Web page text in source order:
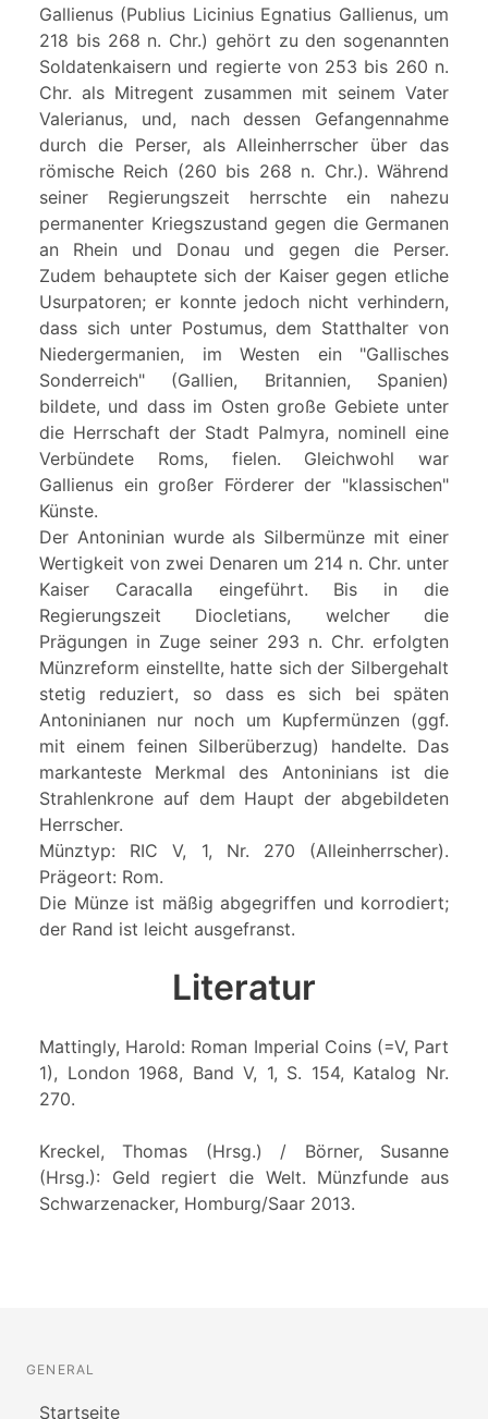
Gallienus (Publius Licinius Egnatius Gallienus, um
218 bis 268 n. Chr.) gehört zu den sogenannten
Soldatenkaisern und regierte von 253 bis 260 n.
Chr. als Mitregent zusammen mit seinem Vater
Valerianus, und, nach dessen Gefangennahme
durch die Perser, als Alleinherrscher über das
römische Reich (260 bis 268 n. Chr.). Während
seiner Regierungszeit herrschte ein nahezu
permanenter Kriegszustand gegen die Germanen
an Rhein und Donau und gegen die Perser.
Zudem behauptete sich der Kaiser gegen etliche
Usurpatoren; er konnte jedoch nicht verhindern,
dass sich unter Postumus, dem Statthalter von
Niedergermanien, im Westen ein "Gallisches
Sonderreich" (Gallien, Britannien, Spanien)
bildete, und dass im Osten große Gebiete unter
die Herrschaft der Stadt Palmyra, nominell eine
Verbündete Roms, fielen. Gleichwohl war
Gallienus ein großer Förderer der "klassischen"
Künste.
Der Antoninian wurde als Silbermünze mit einer
Wertigkeit von zwei Denaren um 214 n. Chr. unter
Kaiser Caracalla eingeführt. Bis in die
Regierungszeit Diocletians, welcher die
Prägungen in Zuge seiner 293 n. Chr. erfolgten
Münzreform einstellte, hatte sich der Silbergehalt
stetig reduziert, so dass es sich bei späten
Antoninianen nur noch um Kupfermünzen (ggf.
mit einem feinen Silberüberzug) handelte. Das
markanteste Merkmal des Antoninians ist die
Strahlenkrone auf dem Haupt der abgebildeten
Herrscher.
Münztyp: RIC V, 1, Nr. 270 (Alleinherrscher).
Prägeort: Rom.
Die Münze ist mäßig abgegriffen und korrodiert;
der Rand ist leicht ausgefranst.
Literatur
Mattingly, Harold: Roman Imperial Coins (=V, Part
1), London 1968, Band V, 1, S. 154, Katalog Nr.
270.
Kreckel, Thomas (Hrsg.) / Börner, Susanne
(Hrsg.): Geld regiert die Welt. Münzfunde aus
Schwarzenacker, Homburg/Saar 2013.
GENERAL
Startseite